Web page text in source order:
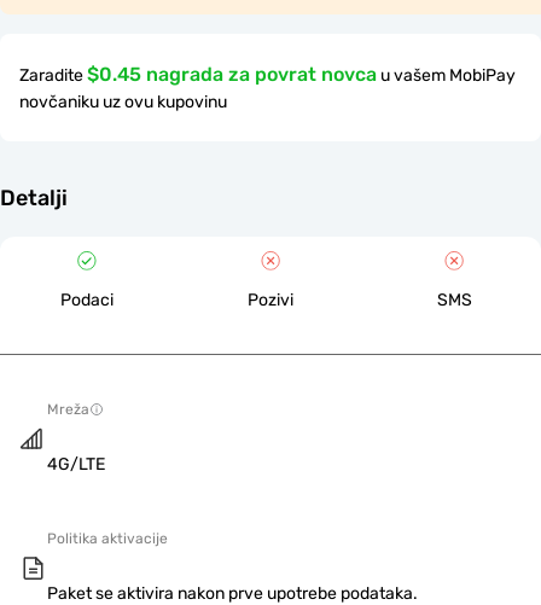
Zaradite$0.45 nagrada za povrat novca u vašem MobiPay
novčaniku uz ovu kupovinu
Detalji
Podaci Pozivi SMS
Mreža
4G/LTE
Politika aktivacije
Paket se aktivira nakon prve upotrebe podataka.